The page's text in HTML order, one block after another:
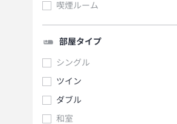
喫煙ルーム
部屋タイプ
シングル
ツイン
ダブル
和室